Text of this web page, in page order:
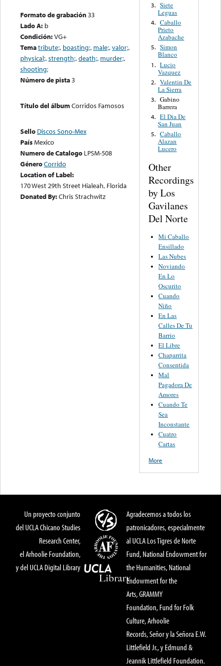
Formato de grabación33
Lado A: b
Condición:VG+
Tematribute;, boasting;, male;,valor;,
physical;,strength;,death;, murder;,
shooting;
Número de pista3
Título del álbumCorridos Famosos
Sello Discos Sono-Mex
PaísMexico
Numero de Catalogo LPSM-508
GéneroCorrido
Location of Label:
170 West 29th Street Hialeah, Florida
Donated By:Chris Strachwitz
3. Siete
Leguas
4. Caballo
Prieto
Azabache
5. Simon
Blanco
1. Lucio
Vazquez
2. Valentin De
La Sierra
3. Gabino
Barrera
4. El Dia De
San Juan
5. Caballo
Alazan
Lucero
Other
Recordings
by Los
Gavilanes
Del Norte
Mi Caballo
Ensillado
Las Nubes
Noviando
En Lo
Oscurito
Cuando
Niño
En Las
Calles De Tu
Barrio
El Libre
Chaparrita
Consentida
Mal
Pagadora De
Amores
Cuando Te
Sea
Inconstante
Cuatro
Cartas
More
Un proyecto conjunto
del UCLA Chicano Studies
Research Center,
el Arhoolie Foundation,
y del UCLA Digital Library
Agradecemos a todos los
patronicadores, especialmente
al UCLA Los Tigres de Norte
Fund, National Endowment for
the Humanities, National
Endowment for the
Arts, GRAMMY
Foundation, Fund for Folk
Culture, Arhoolie
Records, Señor y la Señora E.W.
Littlefield Jr., y Edmund &
Jeannik Littlefield Foundation.